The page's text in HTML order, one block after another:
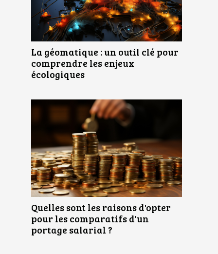
La géomatique : un outil clé pour
comprendre les enjeux
écologiques
Quelles sont les raisons d'opter
pour les comparatifs d'un
portage salarial ?